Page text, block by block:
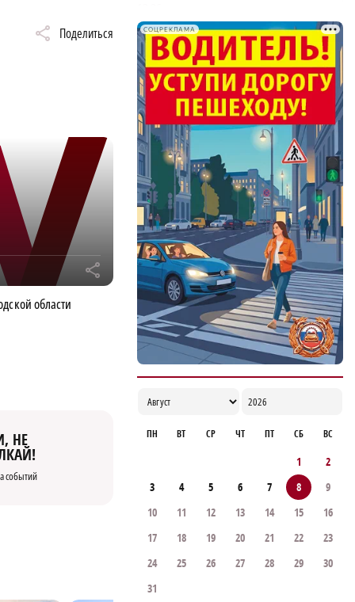
Поделиться
r
области
НЕ
событий
Найти своего человека: как помогают
питомцам в центре «Планета кошек»
13:00
У нижегородских абитуриентов стали
популярны инженерные направления
12:48
Как помощь людям стала главным делом
жизни для нижегородской студентки
12:47
СОЦРЕКЛАМА
ПН ВТ СР ЧТ ПТ СБ ВС
1
2
3
4 5 6 7 8
9
10
11 12 13 14 15
16
17
18 19 20 21 22
23
24
25 26 27 28 29
30
31